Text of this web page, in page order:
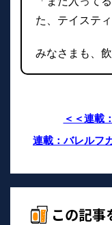
た、テイステ
みなさまも、
＜＜連載
連載：バレルフ
この記事